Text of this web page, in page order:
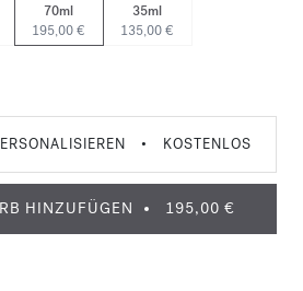
70ml
195,00 €
35ml
135,00 €
• KOSTENLOS
HINZUFÜGEN 195,00 €